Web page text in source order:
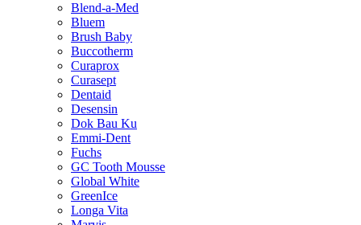
Blend-a-Med
Bluem
Brush Baby
Buccotherm
Curaprox
Curasept
Dentaid
Desensin
Dok Bau Ku
Emmi-Dent
Fuchs
GC Tooth Mousse
Global White
GreenIce
Longa Vita